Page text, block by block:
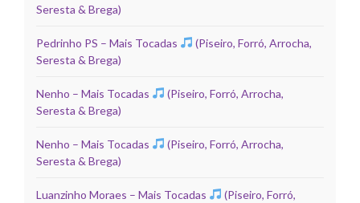
Seresta & Brega)
Pedrinho PS – Mais Tocadas
(Piseiro, Forró, Arrocha,
Seresta & Brega)
Nenho – Mais Tocadas
(Piseiro, Forró, Arrocha,
Seresta & Brega)
Nenho – Mais Tocadas
(Piseiro, Forró, Arrocha,
Seresta & Brega)
Luanzinho Moraes – Mais Tocadas
(Piseiro, Forró,